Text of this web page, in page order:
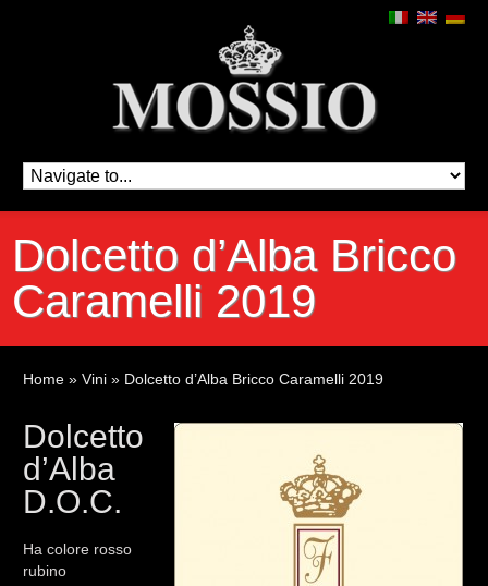
Dolcetto d’Alba Bricco
Caramelli 2019
Home » Vini » Dolcetto d’Alba Bricco Caramelli 2019
Dolcetto
d’Alba
D.O.C.
Ha colore rosso
rubino